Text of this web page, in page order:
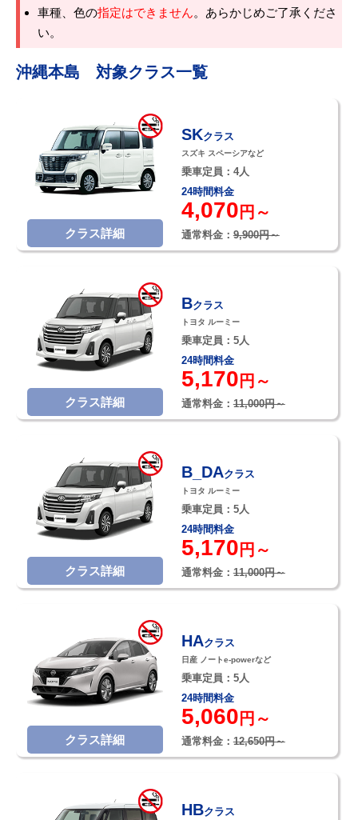
車種、色の指定はできません。あらかじめご了承くださ
い。
沖縄本島 対象クラス一覧
クラス詳細
SKクラス
スズキ スペーシアなど
乗車定員：4人
24時間料金
4,070 円～
通常料金：9,900円～
クラス詳細
Bクラス
トヨタ ルーミー
乗車定員：5人
24時間料金
5,170 円～
通常料金：11,000円～
クラス詳細
B_DAクラス
トヨタ ルーミー
乗車定員：5人
24時間料金
5,170 円～
通常料金：11,000円～
クラス詳細
HAクラス
日産 ノートe-powerなど
乗車定員：5人
24時間料金
5,060 円～
通常料金：12,650円～
HBクラス